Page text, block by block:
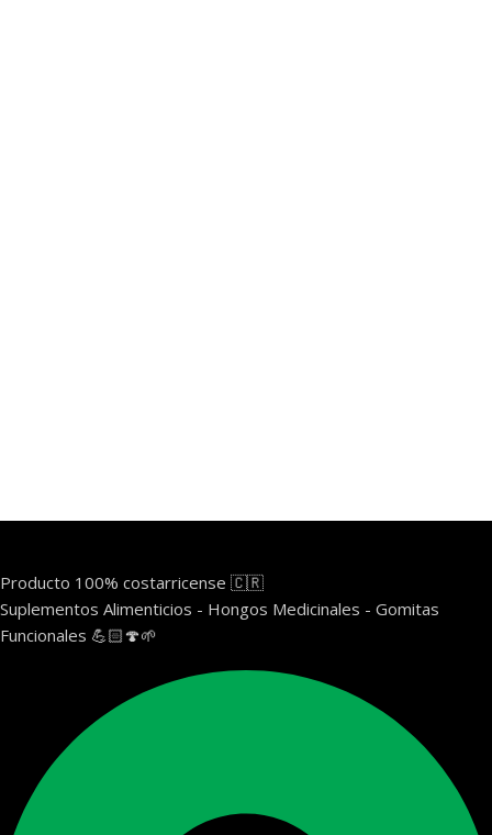
Producto 100% costarricense 🇨🇷
Suplementos Alimenticios - Hongos Medicinales - Gomitas
Funcionales 💪🏻🍄🌱